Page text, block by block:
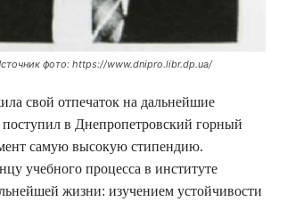
фото: https://www.dnipro.libr.dp.ua/
свой отпечаток на дальнейшие
в Днепропетровский горный
самую высокую стипендию.
учебного процесса в институте
жизни: изучением устойчивости